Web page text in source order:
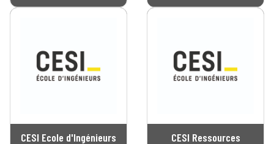
CESI Ecole d'Ingénieurs
CESI Ressources